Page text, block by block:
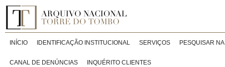
INÍCIO IDENTIFICAÇÃO INSTITUCIONAL SERVIÇOS PESQUISAR
CANAL DE DENÚNCIAS INQUÉRITO CLIENTES